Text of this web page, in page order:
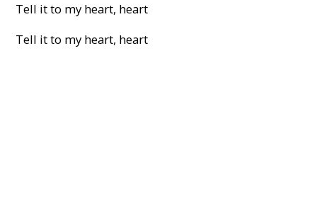
Tell it to my heart, heart
Tell it to my heart, heart